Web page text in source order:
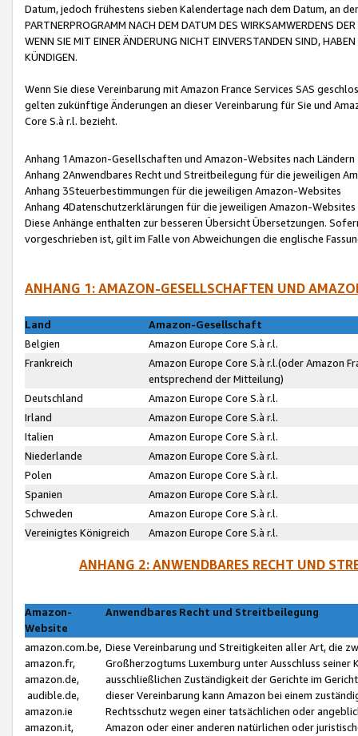
Datum, jedoch frühestens sieben Kalendertage nach dem Datum, an
PARTNERPROGRAMM NACH DEM DATUM DES WIRKSAMWERDENS
WENN SIE MIT EINER ÄNDERUNG NICHT EINVERSTANDEN SIND,
KÜNDIGEN.
Wenn Sie diese Vereinbarung mit Amazon France Services SAS
gelten zukünftige Änderungen an dieser Vereinbarung für Sie und
Core S.à r.l. bezieht.
Anhang 1Amazon-Gesellschaften und Amazon-Websites nach Ländern
Anhang 2Anwendbares Recht und Streitbeilegung für die jeweiligen
Anhang 3Steuerbestimmungen für die jeweiligen Amazon-Websites
Anhang 4Datenschutzerklärungen für die jeweiligen Amazon-Websites
Diese Anhänge enthalten zur besseren Übersicht Übersetzungen.
vorgeschrieben ist, gilt im Falle von Abweichungen die englische
ANHANG 1: AMAZON-GESELLSCHAFTEN UND
Land
Amazon-Gesellschaft
Belgien
Amazon Europe Core S.à r.l.
Frankreich
Amazon Europe Core S.à r.l.(oder Amazon
entsprechend der Mitteilung)
Deutschland
Amazon Europe Core S.à r.l.
Irland
Amazon Europe Core S.à r.l.
Italien
Amazon Europe Core S.à r.l.
Niederlande
Amazon Europe Core S.à r.l.
Polen
Amazon Europe Core S.à r.l.
Spanien
Amazon Europe Core S.à r.l.
Schweden
Amazon Europe Core S.à r.l.
Vereinigtes Königreich
Amazon Europe Core S.à r.l.
ANHANG 2: ANWENDBARES RECHT UND
Amazon-
Website
Anwendbares Recht und Streitbeilegung
amazon.com.be,
amazon.fr,
amazon.de,
audible.de,
amazon.ie
amazon.it,
Diese Vereinbarung und Streitigkeiten aller Art, die
Großherzogtums Luxemburg unter Ausschluss
ausschließlichen Zuständigkeit der Gerichte im
dieser Vereinbarung kann Amazon bei einem
Rechtsschutz wegen einer tatsächlichen oder
Amazon oder einer anderen natürlichen oder